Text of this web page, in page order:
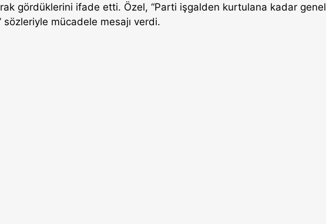
gördüklerini ifade etti. Özel, “Parti işgalden kurtulana kadar genel
sözleriyle mücadele mesajı verdi.